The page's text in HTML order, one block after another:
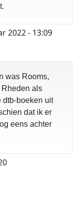
2022 - 13:09
was Rooms,
als
dtb-boeken uit
dat ik er
eens achter